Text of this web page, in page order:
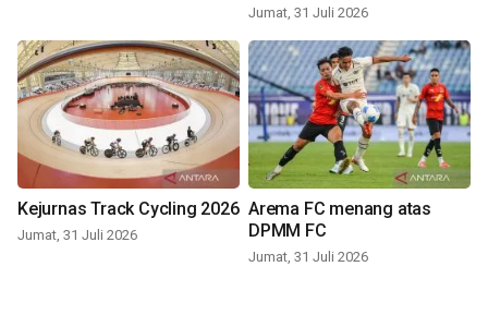
Jumat, 31 Juli 2026
Kejurnas Track Cycling 2026
Jumat, 31 Juli 2026
Arema FC menang atas
DPMM FC
Jumat, 31 Juli 2026